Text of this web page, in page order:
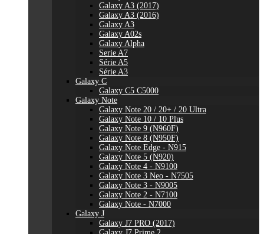
Galaxy A3 (2017)
Galaxy A3 (2016)
Galaxy A3
Galaxy A02s
Galaxy Alpha
Serie A7
Série A5
Série A3
Galaxy C
Galaxy C5 C5000
Galaxy Note
Galaxy Note 20 / 20+ / 20 Ultra
Galaxy Note 10 / 10 Plus
Galaxy Note 9 (N960F)
Galaxy Note 8 (N950F)
Galaxy Note Edge - N915
Galaxy Note 5 (N920)
Galaxy Note 4 - N9100
Galaxy Note 3 Neo - N7505
Galaxy Note 3 - N9005
Galaxy Note 2 - N7100
Galaxy Note - N7000
Galaxy J
Galaxy J7 PRO (2017)